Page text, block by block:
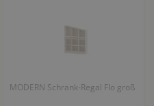
MODERN Schrank-Regal Flo groß